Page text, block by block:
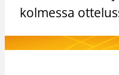
kolmessa